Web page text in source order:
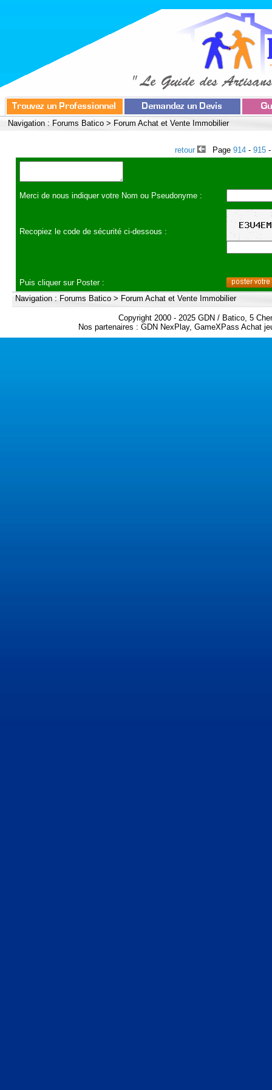
Navigation : Forums Batico > Forum Achat et Vente Immobilier
retour Page 914 - 915
Merci de nous indiquer votre Nom ou Pseudonyme :
Recopiez le code de sécurité ci-dessous :
Puis cliquer sur Poster :
Navigation : Forums Batico > Forum Achat et Vente Immobilier
Copyright 2000 - 2025 GDN / Batico, 5
Nos partenaires : GDN NexPlay, GameXPass Achat